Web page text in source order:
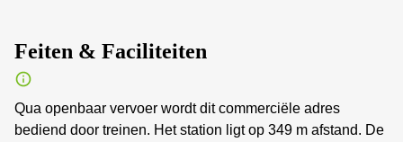
Feiten & Faciliteiten
Qua openbaar vervoer wordt dit commerciële adres
bediend door treinen. Het station ligt op 349 m afstand. De